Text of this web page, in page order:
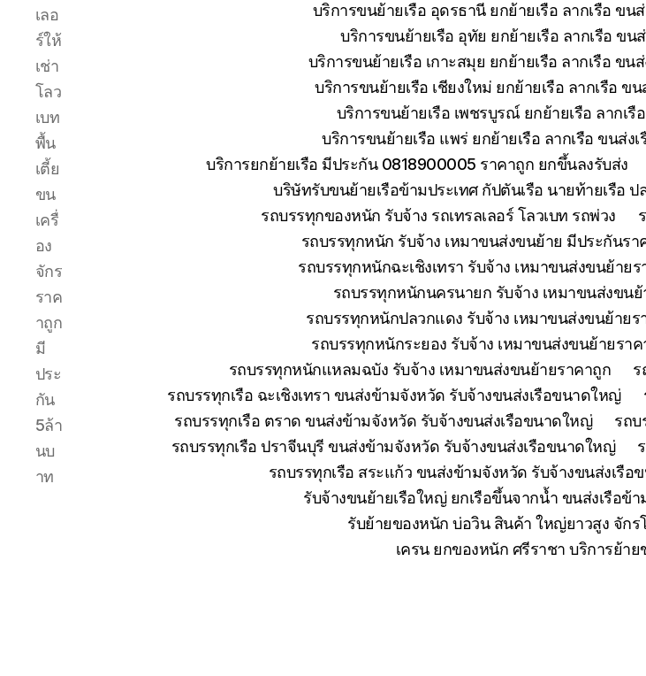
เดิน
ทาง
ขนส่ง
เรือ
ให้
ถึงที่
หมาย
เลอ
ร์ให้
เช่า
โลว
เบท
พื้น
เตี้ย
ขน
เครื่
อง
จักร
ราค
าถูก
มี
ประ
กัน
5ล้า
นบ
าท
บริการขนย้ายเรือ อุดรธานี ยกย้ายเรือ ลากเรือ ขนส่
บริการขนย้ายเรือ อุทัย ยกย้ายเรือ ลากเรือ ขนส่
บริการขนย้ายเรือ เกาะสมุย ยกย้ายเรือ ลากเรือ ขนส่
บริการขนย้ายเรือ เชียงใหม่ ยกย้ายเรือ ลากเรือ ขน
บริการขนย้ายเรือ เพชรบูรณ์ ยกย้ายเรือ ลากเรื
บริการขนย้ายเรือ แพร่ ยกย้ายเรือ ลากเรือ ขนส่งเ
บริการยกย้ายเรือ มีประกัน 0818900005 ราคาถูก ยกขึ้นลงรับส่ง
บริษัทรับขนย้ายเรือข้ามประเทศ กัปตันเรือ นายท้ายเรือ ป
รถบรรทุกของหนัก รับจ้าง รถเทรลเลอร์ โลวเบท รถพ่วง
รถบรรทุกหนัก รับจ้าง เหมาขนส่งขนย้าย มีประกันรา
รถบรรทุกหนักฉะเชิงเทรา รับจ้าง เหมาขนส่งขนย้ายร
รถบรรทุกหนักนครนายก รับจ้าง เหมาขนส่งขน
รถบรรทุกหนักปลวกแดง รับจ้าง เหมาขนส่งขนย้ายร
รถบรรทุกหนักระยอง รับจ้าง เหมาขนส่งขนย้ายราค
รถบรรทุกหนักแหลมฉบัง รับจ้าง เหมาขนส่งขนย้ายราคาถูก
ร
รถบรรทุกเรือ ฉะเชิงเทรา ขนส่งข้ามจังหวัด รับจ้างขนส่งเรือขนาดใหญ่
รถบรรทุกเรือ ตราด ขนส่งข้ามจังหวัด รับจ้างขนส่งเรือขนาดใหญ่
รถบ
รถบรรทุกเรือ ปราจีนบุรี ขนส่งข้ามจังหวัด รับจ้างขนส่งเรือขนาดใหญ่
รถบรรทุกเรือ สระแก้ว ขนส่งข้ามจังหวัด รับจ้างขนส่งเรือ
รับจ้างขนย้ายเรือใหญ่ ยกเรือขึ้นจากน้ำ ขนส่งเรือข้
รับย้ายของหนัก บ่อวิน สินค้า ใหญ่ยาวสูง จักร
เครน ยกของหนัก ศรีราชา บริการย้า